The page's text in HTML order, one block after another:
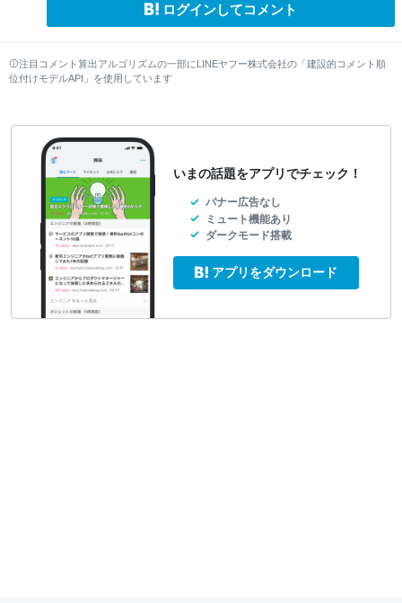
ログインしてコメント
注目コメント算出アルゴリズムの一部にLINEヤフー株式会社の「建設的コメント順
位付けモデルAPI」を使用しています
いまの話題をアプリでチェック！
バナー広告なし
ミュート機能あり
ダークモード搭載
アプリをダウンロード